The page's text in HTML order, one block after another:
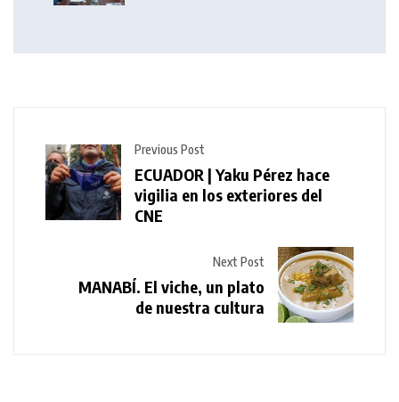
Previous Post
ECUADOR | Yaku Pérez hace
vigilia en los exteriores del
CNE
Next Post
MANABÍ. El viche, un plato
de nuestra cultura